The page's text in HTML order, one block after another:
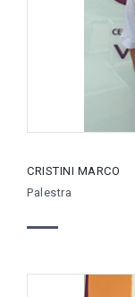
CRISTINI MARCO
Palestra